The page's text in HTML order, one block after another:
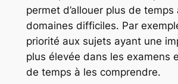
permet d’allouer plus de temps
domaines difficiles. Par
priorité aux sujets ayant une
plus élevée dans les examens
de temps à les comprendre.